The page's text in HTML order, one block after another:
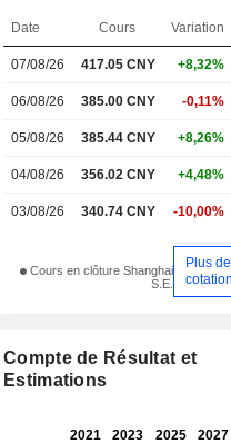
Date Cours Variation
07/08/26 417.05 CNY +8,32%
06/08/26 385.00 CNY -0,11%
05/08/26 385.44 CNY +8,26%
04/08/26 356.02 CNY +4,48%
03/08/26 340.74 CNY -10,00%
Cours en clôture Shanghai
S.E.
Plus de
Compte de Résultat et
Estimations